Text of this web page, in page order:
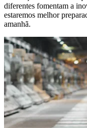
diferentes fomentam a
estaremos melhor
amanhã.